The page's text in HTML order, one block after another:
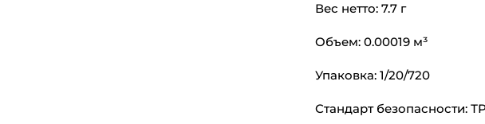
Вес нетто: 7.7 г
Объем: 0.00019 м³
Упаковка: 1/20/720
Стандарт безопасности: